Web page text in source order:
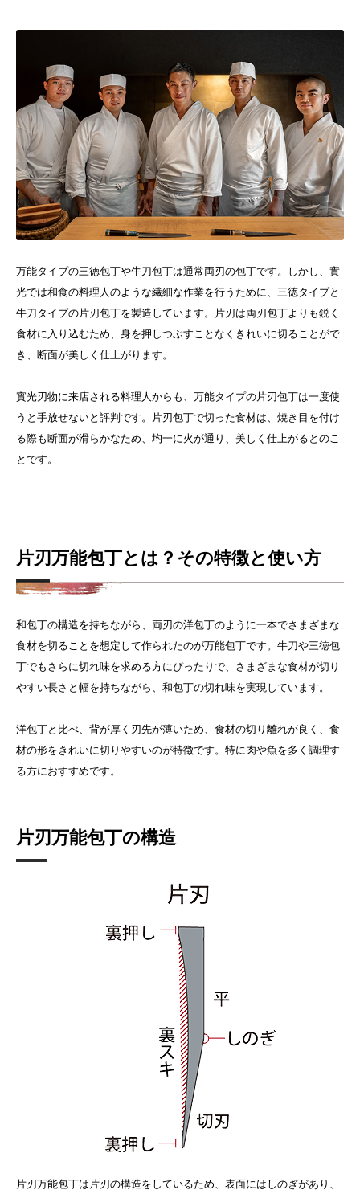
万能タイプの三徳包丁や牛刀包丁は通常両刃の包丁です。しかし、實
光では和食の料理人のような繊細な作業を行うために、三徳タイプと
牛刀タイプの片刃包丁を製造しています。
片刃は両刃包丁よりも鋭く
食材に入り込むため、身を押しつぶすことなくきれいに切ることがで
き、断面が美しく仕上がります。
實光刃物に来店される料理人からも、万能タイプの片刃包丁は一度使
うと手放せないと評判です。片刃包丁で切った食材は、焼き目を付け
る際も断面が滑らかなため、均一に火が通り、美しく仕上がるとのこ
とです。
片刃万能包丁とは？その特徴と使い方
和包丁の構造を持ちながら、両刃の洋包丁のように一本でさまざまな
食材を切ることを想定して作られたのが万能包丁です。牛刀や三徳包
丁でもさらに切れ味を求める方にぴったりで、さまざまな食材が切り
やすい長さと幅を持ちながら、和包丁の切れ味を実現しています。
洋包丁と比べ、背が厚く刃先が薄いため、食材の切り離れが良く、食
材の形をきれいに切りやすいのが特徴です。特に肉や魚を多く調理す
る方におすすめです。
片刃万能包丁の構造
片刃万能包丁は片刃の構造をしているため、表面にはしのぎがあり、